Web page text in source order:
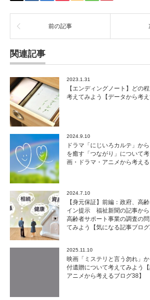
前の記事
関連記事
2023.1.31
【エンディングノート】どの
考えてみよう【データから考
2024.9.10
ドラマ「にじいろカルテ」か
を癒す「つながり」について
画・ドラマ・アニメから考える
2024.7.10
【身元保証】前編：政府、高
イン提示 福祉新聞の記事か
高齢者サポート事業の調査の
てみよう【気になる記事ブログ
2025.11.10
映画「ミステリと言う勿れ」
付遺贈について考えてみよう
アニメから考えるブログ38】